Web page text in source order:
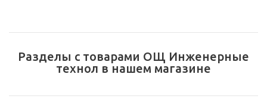
Разделы с товарами ОЩ Инженерные
технол в нашем магазине